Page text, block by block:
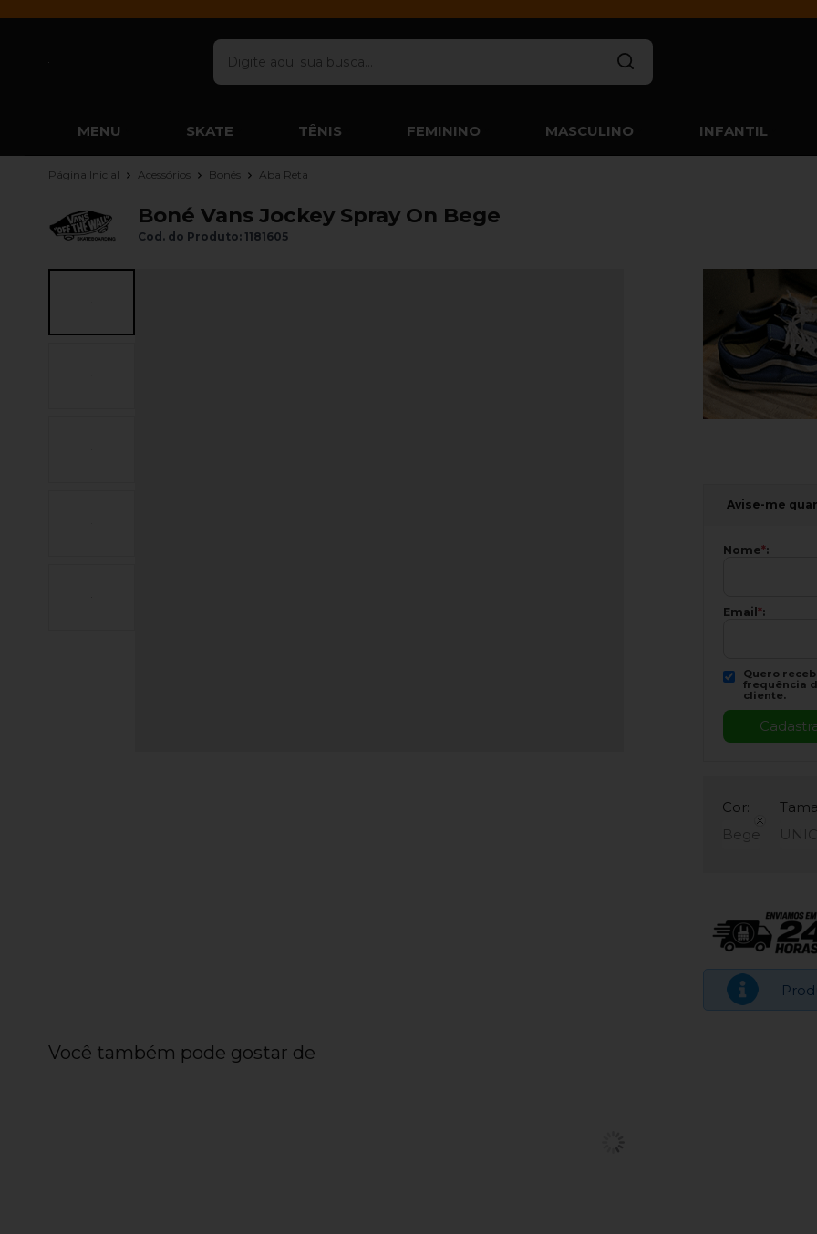
MENU SKATE TÊNIS FEMININO MASCULINO INFANTIL
Página Inicial Acessórios Bonés Aba Reta
Boné Vans Jockey Spray On Bege
Cod. do Produto: 1181605
Avise-me
Nome*:
Email *:
Quero
frequência
cliente.
Cor:
Bege
Você também pode gostar de